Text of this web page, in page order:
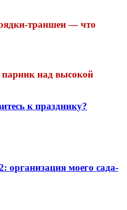
траншеи — что
над высокой
к празднику?
организация моего сада-